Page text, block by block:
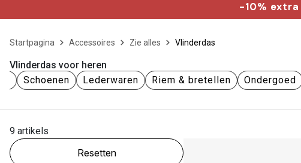
-10%
Startpagina Accessoires Zie alles Vlinderdas
Vlinderdas voor heren
Schoenen Lederwaren Riem & bretellen Ondergoed
9 artikels
Resetten